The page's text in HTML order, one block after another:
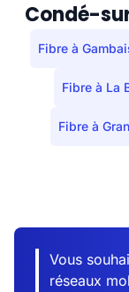
Condé-
Fibre à
Fibre à La
Fibre à
Vous
réseaux